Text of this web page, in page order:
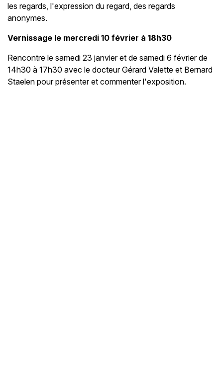
les regards, l'expression du regard, des regards
anonymes.
Vernissage le mercredi 10 février à 18h30
Rencontre le samedi 23 janvier et de samedi 6 février de
14h30 à 17h30 avec le docteur Gérard Valette et Bernard
Staelen pour présenter et commenter l'exposition.